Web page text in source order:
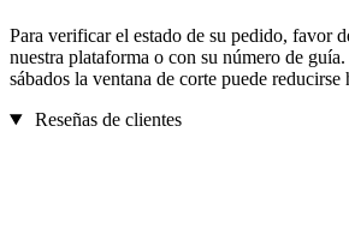
Para verificar el estado de su pedido, favor
nuestra plataforma o con su número de
sábados la ventana de corte puede reducirse
Reseñas de clientes